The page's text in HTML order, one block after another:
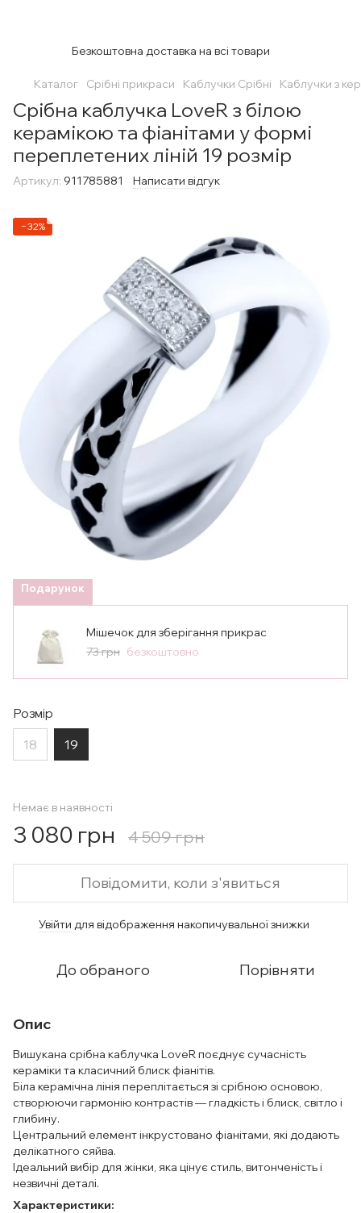
Безкоштовна доставка на всі товари
Каталог Срібні прикраси Каблучки Срібні Каблучки з
Срібна каблучка LoveR з білою
керамікою та фіанітами у формі
переплетених ліній 19 розмір
Артикул: 911785881 Написати відгук
−32%
Подарунок
Мішечок для зберігання прикрас
73 грн безкоштовно
Розмір
18 19
Немає в наявності
3 080 грн 4 509 грн
Повідомити, коли з'явиться
Увійти для відображення накопичувальної знижки
До обраного Порівняти
Опис
Вишукана срібна каблучка LoveR поєднує сучасність
кераміки та класичний блиск фіанітів.
Біла керамічна лінія переплітається зі срібною основою,
створюючи гармонію контрастів — гладкість і блиск, світло і
глибину.
Центральний елемент інкрустовано фіанітами, які додають
делікатного сяйва.
Ідеальний вибір для жінки, яка цінує стиль, витонченість і
незвичні деталі.
Характеристики: